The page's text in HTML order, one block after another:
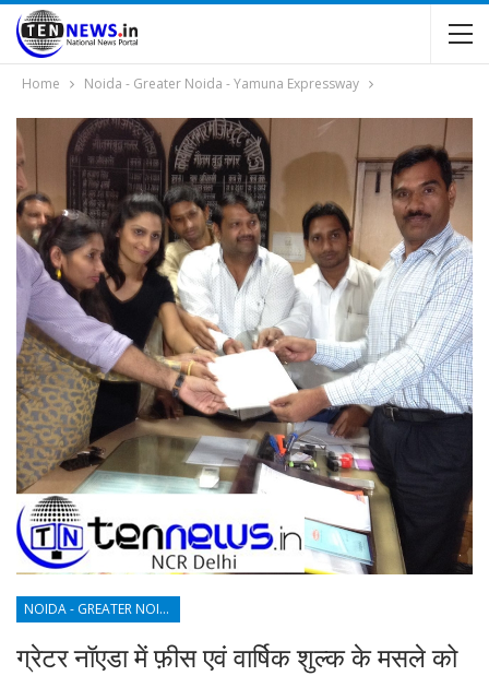
Home Noida - Greater Noida - Yamuna Expressway
NOIDA - GREATER NOIDA - YAMUNA EXPRESSWAY
ग्रेटर नॉएडा में फ़ीस एवं वार्षिक शुल्क के मसले को